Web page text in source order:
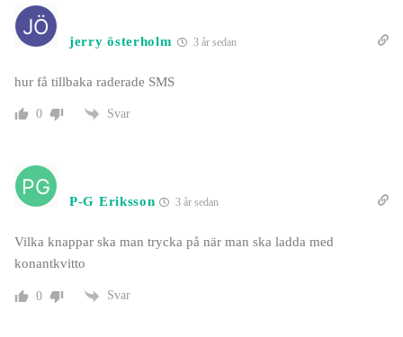
jerry österholm 3 år sedan
hur få tillbaka raderade SMS
0 Svar
P-G Eriksson 3 år sedan
Vilka knappar ska man trycka på när man ska ladda med
konantkvitto
0 Svar